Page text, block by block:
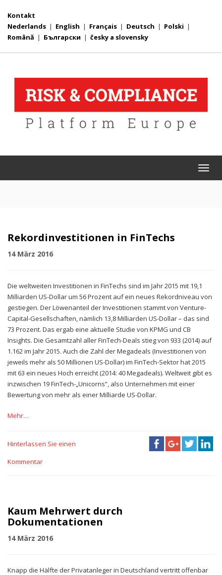
Kontakt
Nederlands | English | Français | Deutsch | Polski |
Română | Български | česky a slovensky
Rekordinvestitionen in FinTechs
14 März 2016
Die weltweiten Investitionen in FinTechs sind im Jahr 2015 mit 19,1
Milliarden US-Dollar um 56 Prozent auf ein neues Rekordniveau von
gestiegen. Der Löwenanteil der Investitionen stammt von Venture-
Capital-Gesellschaften, nämlich 13,8 Milliarden US-Dollar – das sind
73 Prozent. Das ergab eine aktuelle Studie von KPMG und CB
Insights. Die Gesamtzahl aller FinTech-Deals stieg von 933 (2014) auf
1.162 im Jahr 2015. Auch die Zahl der Megadeals (Investitionen von
jeweils mehr als 50 Millionen US-Dollar) im FinTech-Sektor hat 2015
mit 63 ein neues Hoch erreicht (2014: 40 Megadeals). Weltweit gibt es
inzwischen 19 FinTech-„Unicorns“, also Unternehmen mit einer
Bewertung von mehr als einer Milliarde US-Dollar.
Mehr…
Hinterlassen Sie einen
Kommentar
Kaum Mehrwert durch
Dokumentationen
14 März 2016
Knapp die Hälfte der Privatanleger in Deutschland vertritt offenbar